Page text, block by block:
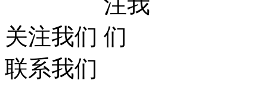
关注我们
联系我们